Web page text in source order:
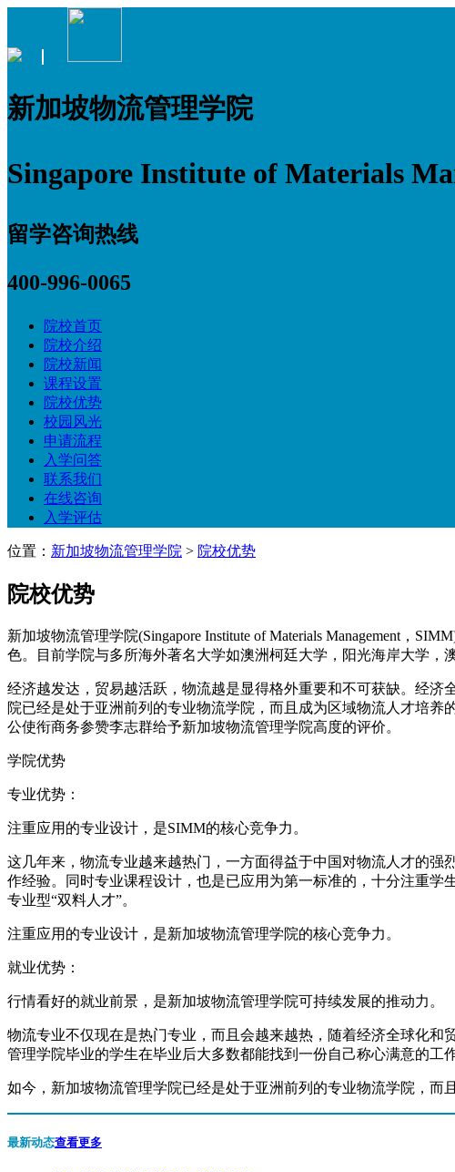
新加坡物流管理学院
Singapore Institute of Materials
留学咨询热线
400-996-0065
院校首页
院校介绍
院校新闻
课程设置
院校优势
校园风光
申请流程
入学问答
联系我们
在线咨询
入学评估
位置： 新加坡物流管理学院 > 院校优势
院校优势
新加坡物流管理学院(Singapore Institute of Materials Management，
色。目前学院与多所海外著名大学如澳洲柯廷大学，阳光海岸大学
经济越发达，贸易越活跃，物流越是显得格外重要和不可获缺。经
院已经是处于亚洲前列的专业物流学院，而且成为区域物流人才培
公使衔商务参赞李志群给予新加坡物流管理学院高度的评价。
学院优势
专业优势：
注重应用的专业设计，是SIMM的核心竞争力。
这几年来，物流专业越来越热门，一方面得益于中国对物流人才的
作经验。同时专业课程设计，也是已应用为第一标准的，十分注重
专业型“双料人才”。
注重应用的专业设计，是新加坡物流管理学院的核心竞争力。
就业优势：
行情看好的就业前景，是新加坡物流管理学院可持续发展的推动力。
物流专业不仅现在是热门专业，而且会越来越热，随着经济全球化
管理学院毕业的学生在毕业后大多数都能找到一份自己称心满意的工作
如今，新加坡物流管理学院已经是处于亚洲前列的专业物流学院，而
最新动态查看更多